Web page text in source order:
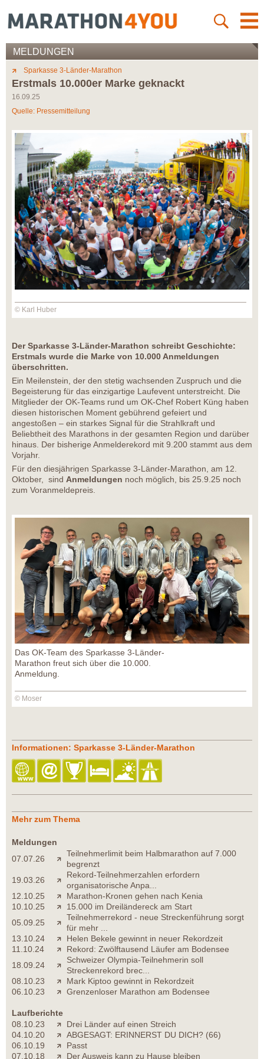
MELDUNGEN
Sparkasse 3-Länder-Marathon
Erstmals 10.000er Marke geknackt
16.09.25
Quelle: Pressemitteilung
© Karl Huber
Der Sparkasse 3-Länder-Marathon schreibt Geschichte:
Erstmals wurde die Marke von 10.000 Anmeldungen
überschritten.
Ein Meilenstein, der den stetig wachsenden Zuspruch und die
Begeisterung für das einzigartige Laufevent unterstreicht. Die
Mitglieder der OK-Teams rund um OK-Chef Robert Küng haben
diesen historischen Moment gebührend gefeiert und
angestoßen – ein starkes Signal für die Strahlkraft und
Beliebtheit des Marathons in der gesamten Region und darüber
hinaus. Der bisherige Anmelderekord mit 9.200 stammt aus dem
Vorjahr.
Für den diesjährigen Sparkasse 3-Länder-Marathon, am 12.
Oktober, sind Anmeldungen noch möglich, bis 25.9.25 noch
zum Voranmeldepreis.
Das OK-Team des Sparkasse 3-Länder-
Marathon freut sich über die 10.000.
Anmeldung.
© Moser
Informationen: Sparkasse 3-Länder-Marathon
Mehr zum Thema
Meldungen
07.07.26
Teilnehmerlimit beim Halbmarathon auf 7.000
begrenzt
19.03.26
Rekord-Teilnehmerzahlen erfordern
organisatorische Anpa...
12.10.25
Marathon-Kronen gehen nach Kenia
10.10.25
15.000 im Dreiländereck am Start
05.09.25
Teilnehmerrekord - neue Streckenführung sorgt
für mehr ...
13.10.24
Helen Bekele gewinnt in neuer Rekordzeit
11.10.24
Rekord: Zwölftausend Läufer am Bodensee
18.09.24
Schweizer Olympia-Teilnehmerin soll
Streckenrekord brec...
08.10.23
Mark Kiptoo gewinnt in Rekordzeit
06.10.23
Grenzenloser Marathon am Bodensee
Laufberichte
08.10.23
Drei Länder auf einen Streich
04.10.20
ABGESAGT: ERINNERST DU DICH? (66)
06.10.19
Passt
07.10.18
Der Ausweis kann zu Hause bleiben